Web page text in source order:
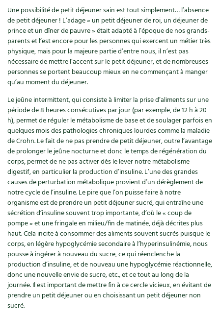
Soins et cosmétiques au naturel
Société et alternatives
Vivre l’écologie
Protéger la nature
Autonomie
Enfants
Actions pour la planète
Les 4 saisons
Archives
Carnets de saison
Compléments
4 saisons
Actualités
Une possibilité de petit déjeuner sain est tout simplement… l’absence
de petit déjeuner ! L’adage « un petit déjeuner de roi, un déjeuner de
prince et un dîner de pauvre » était adapté à l’époque de nos grands-
parents et l’est encore pour les personnes qui exercent un métier très
physique, mais pour la majeure partie d’entre nous, il n’est pas
nécessaire de mettre l’accent sur le petit déjeuner, et de nombreuses
personnes se portent beaucoup mieux en ne commençant à manger
qu’au moment du déjeuner.
Le jeûne intermittent, qui consiste à limiter la prise d’aliments sur une
période de 8 heures consécutives par jour (par exemple, de 12 h à 20
h), permet de réguler le métabolisme de base et de soulager parfois en
quelques mois des pathologies chroniques lourdes comme la maladie
de Crohn. Le fait de ne pas prendre de petit déjeuner, outre l’avantage
de prolonger le jeûne nocturne et donc le temps de régénération du
corps, permet de ne pas activer dès le lever notre métabolisme
digestif, en particulier la production d’insuline. L’une des grandes
causes de perturbation métabolique provient d’un dérèglement de
notre cycle de l’insuline. Le pire que l’on puisse faire à notre
organisme est de prendre un petit déjeuner sucré, qui entraîne une
sécrétion d’insuline souvent trop importante, d’où le « coup de
pompe » et une fringale en milieu/fin de matinée, déjà décrites plus
haut. Cela incite à consommer des aliments souvent sucrés puisque le
corps, en légère hypoglycémie secondaire à l’hyperinsulinémie, nous
pousse à ingérer à nouveau du sucre, ce qui réenclenche la
production d’insuline, et de nouveau une hypoglycémie réactionnelle,
donc une nouvelle envie de sucre, etc., et ce tout au long de la
journée. Il est important de mettre fin à ce cercle vicieux, en évitant de
prendre un petit déjeuner ou en choisissant un petit déjeuner non
sucré.